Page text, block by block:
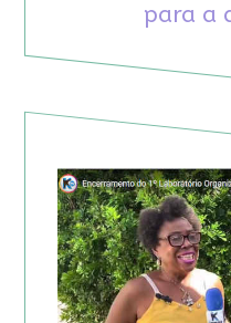
para a